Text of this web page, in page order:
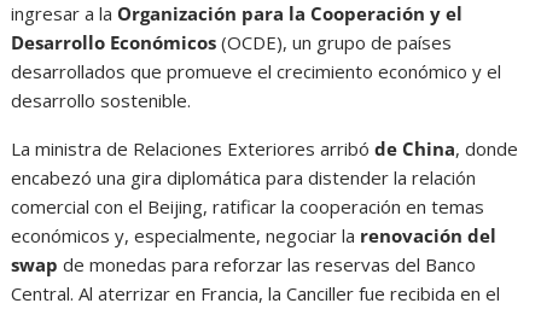
ingresar a la Organización para la Cooperación y el
Desarrollo Económicos (OCDE), un grupo de países
desarrollados que promueve el crecimiento económico y el
desarrollo sostenible.
La ministra de Relaciones Exteriores arribó de China, donde
encabezó una gira diplomática para distender la relación
comercial con el Beijing, ratificar la cooperación en temas
económicos y, especialmente, negociar la renovación del
swap de monedas para reforzar las reservas del Banco
Central. Al aterrizar en Francia, la Canciller fue recibida en el